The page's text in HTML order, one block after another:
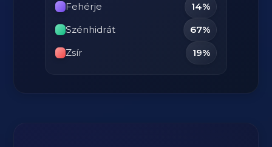
Fehérje
14%
Szénhidrát
67%
Zsír
19%